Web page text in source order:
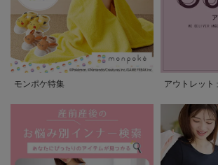
モンポケ特集 アウトレット